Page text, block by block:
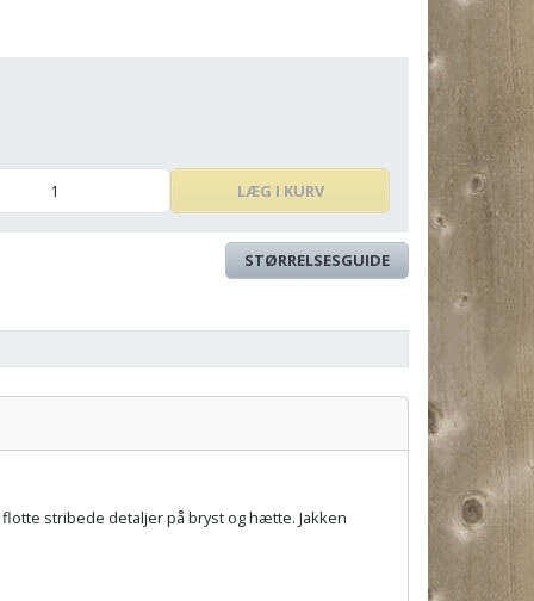
LÆG I KURV
STØRRELSESGUIDE
Pris:
stribede detaljer på bryst og hætte. Jakken